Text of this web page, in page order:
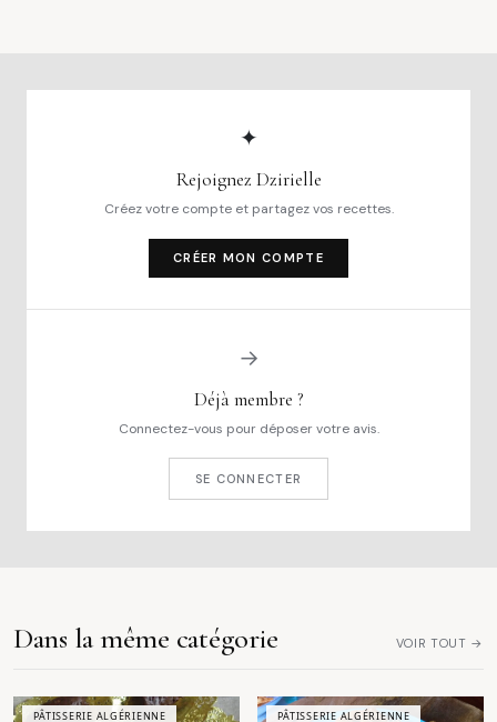
✦
Rejoignez Dzirielle
Créez votre compte et partagez vos recettes.
CRÉER MON COMPTE
→
Déjà membre ?
Connectez-vous pour déposer votre avis.
SE CONNECTER
Dans la même catégorie VOIR TOUT →
PÂTISSERIE ALGÉRIENNE PÂTISSERIE ALGÉRIENNE